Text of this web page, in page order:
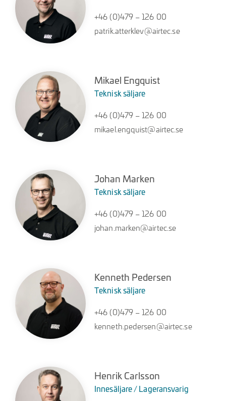
+46 (0)479 – 126 00
patrik.atterklev@airtec.se
Mikael Engquist
Teknisk säljare
+46 (0)479 – 126 00
mikael.engquist@airtec.se
Johan Marken
Teknisk säljare
+46 (0)479 – 126 00
johan.marken@airtec.se
Kenneth Pedersen
Teknisk säljare
+46 (0)479 – 126 00
kenneth.pedersen@airtec.se
Henrik Carlsson
Innesäljare / Lageransvarig